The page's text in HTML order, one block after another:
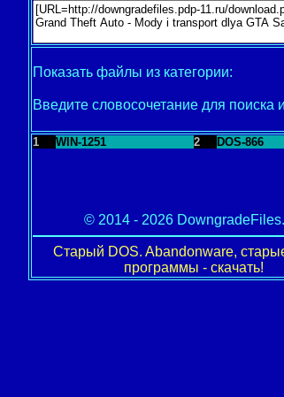
Показать файлы из категории:
Введите словосочетание для поиска
1 WIN-1251 2 DOS-866
© 2014 - 2026
Старый DOS. Abandonware,
программы - скачать!